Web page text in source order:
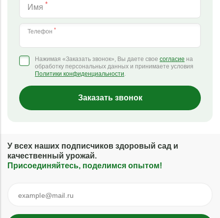
Имя *
Телефон *
Нажимая «Заказать звонок», Вы даете свое согласие на
обработку персональных данных и принимаете условия
Политики конфиденциальности.
Заказать звонок
У всех наших подписчиков здоровый сад и
качественный урожай.
Присоединяйтесь, поделимся опытом!